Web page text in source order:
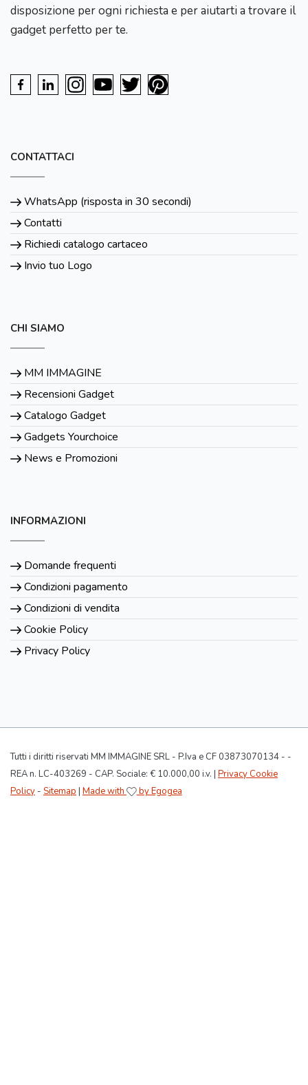
disposizione per ogni richiesta e per aiutarti a trovare il
gadget perfetto per te.
CONTATTACI
WhatsApp (risposta in 30 secondi)
Contatti
Richiedi catalogo cartaceo
Invio tuo Logo
CHI SIAMO
MM IMMAGINE
Recensioni Gadget
Catalogo Gadget
Gadgets Yourchoice
News e Promozioni
INFORMAZIONI
Domande frequenti
Condizioni pagamento
Condizioni di vendita
Cookie Policy
Privacy Policy
Tutti i diritti riservati MM IMMAGINE SRL - P.Iva e CF 03873070134 - -
REA n. LC-403269 - CAP. Sociale: € 10.000,00 i.v. | Privacy Cookie
Policy - Sitemap | Made with by Egogea